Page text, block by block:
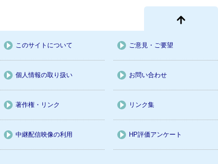
このサイトについて ご意見・ご要望
個人情報の取り扱い お問い合わせ
著作権・リンク リンク集
中継配信映像の利用 HP評価アンケート